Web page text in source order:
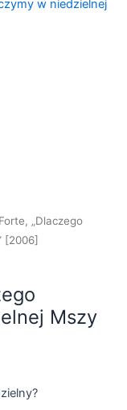
„Dlaczego
[2006]
Mszy